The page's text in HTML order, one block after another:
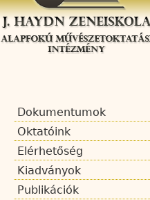
Dokumentumok
Oktatóink
Elérhetőség
Kiadványok
Publikációk